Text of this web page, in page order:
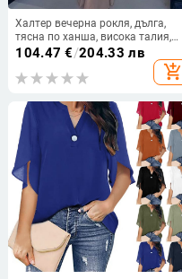
Халтер вечерна рокля, дълга,
тясна по ханша, висока талия,
къси ръкави, полиестер
104.47 €/204.33 лв
add_shopping_cart